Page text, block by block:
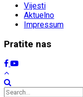
Vijesti
Aktuelno
Impressum
Pratite nas